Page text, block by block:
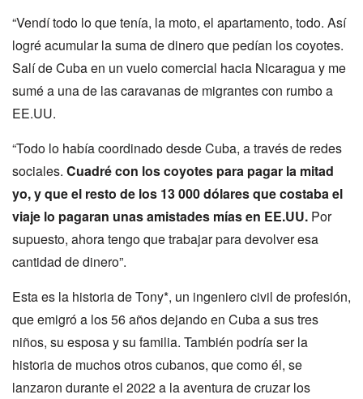
“Vendí todo lo que tenía, la moto, el apartamento, todo. Así
logré acumular la suma de dinero que pedían los coyotes.
Salí de Cuba en un vuelo comercial hacia Nicaragua y me
sumé a una de las caravanas de migrantes con rumbo a
EE.UU.
“Todo lo había coordinado desde Cuba, a través de redes
sociales. Cuadré con los coyotes para pagar la mitad
yo, y que el resto de los 13 000 dólares que costaba el
viaje lo pagaran unas amistades mías en EE.UU. Por
supuesto, ahora tengo que trabajar para devolver esa
cantidad de dinero”.
Esta es la historia de Tony*, un ingeniero civil de profesión,
que emigró a los 56 años dejando en Cuba a sus tres
niños, su esposa y su familia. También podría ser la
historia de muchos otros cubanos, que como él, se
lanzaron durante el 2022 a la aventura de cruzar los